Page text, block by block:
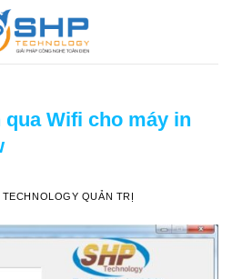
Wifi cho máy in
TECHNOLOGY QUẢN TRỊ